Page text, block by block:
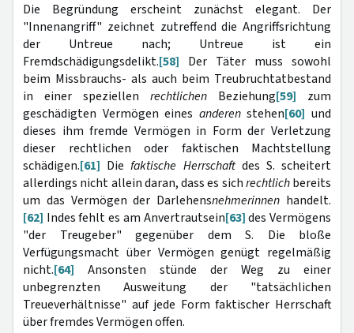
Die Begründung erscheint zunächst elegant. Der
"Innenangriff" zeichnet zutreffend die Angriffsrichtung
der Untreue nach; Untreue ist ein
Fremdschädigungsdelikt.[58] Der Täter muss sowohl
beim Missbrauchs- als auch beim Treubruchtatbestand
in einer speziellen rechtlichen Beziehung[59] zum
geschädigten Vermögen eines anderenstehen[60] und
dieses ihm fremde Vermögen in Form der Verletzung
dieser rechtlichen oder faktischen Machtstellung
schädigen.[61] Diefaktische Herrschaft des S. scheitert
allerdings nicht allein daran, dass es sichrechtlichbereits
um das Vermögen der Darlehensnehmerinnen handelt.
[62] Indes fehlt es am Anvertrautsein[63]des Vermögens
"der Treugeber" gegenüber dem S. Die bloße
Verfügungsmacht über Vermögen genügt regelmäßig
nicht.[64] Ansonsten stünde der Weg zu einer
unbegrenzten Ausweitung der "tatsächlichen
Treueverhältnisse" auf jede Form faktischer Herrschaft
über fremdes Vermögen offen.